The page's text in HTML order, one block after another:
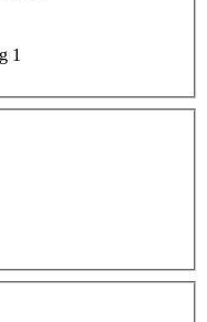
1